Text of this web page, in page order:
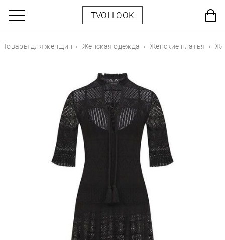
TVOI LOOK
Товары для женщин Женская одежда Женские платья